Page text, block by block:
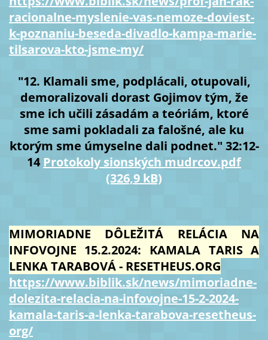
racionalne-myslenie-vas-nemoze-doviest-
k-poznaniu-beseda-divadlo-kampa-marie-
tilsarova-kto-jsme-my/
"12. Klamali sme, podplácali, otupovali,
demoralizovali dorast Gojimov tým, že
sme ich učili zásadám a teóriám, ktoré
sme sami pokladali za falošné, ale ku
ktorým sme úmyselne dali podnet." 32:12-
14Protokoly sionských mudrcov.pdf
(326,9 kB)
MIMORIADNE DÔLEŽITÁ RELÁCIA NA
INFOVOJNE 15.2.2024: KAMALA TARIS A
LENKA TARABOVÁ - RESETHEUS.ORG
https://www.biblik.sk/news/mimoriadne-
dolezita-relacia-na-infovojne-15-2-2024-
kamala-taris-a-lenka-tarabova-resetheus-
org/